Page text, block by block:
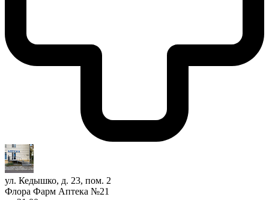
ул. Кедышко, д. 23, пом. 2
Флора Фарм Аптека №21